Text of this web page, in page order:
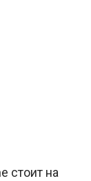
стоит на